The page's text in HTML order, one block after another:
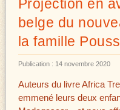
Projection en
belge du
la famille
Publication : 14 novembre 2020
Auteurs du livre Africa
emmené leurs deux